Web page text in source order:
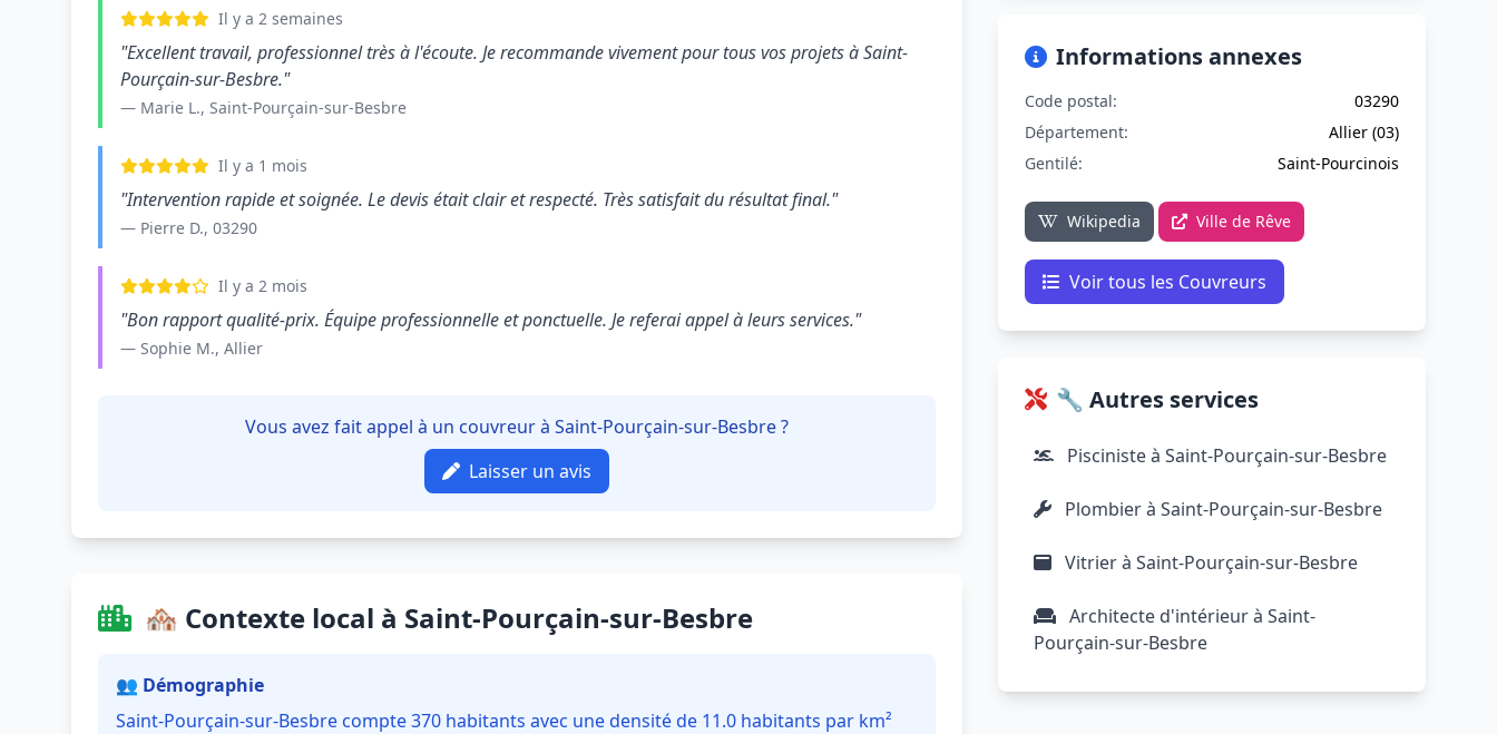
Il y a 2 semaines
"Excellent travail, professionnel très à l'écoute. Je recommande vivement pour tous vos projets à Saint-
Pourçain-sur-Besbre."
— Marie L., Saint-Pourçain-sur-Besbre
Il y a 1 mois
"Intervention rapide et soignée. Le devis était clair et respecté. Très satisfait du résultat final."
— Pierre D., 03290
Il y a 2 mois
"Bon rapport qualité-prix. Équipe professionnelle et ponctuelle. Je referai appel à leurs services."
— Sophie M., Allier
Vous avez fait appel à un couvreur à Saint-Pourçain-sur-Besbre ?
Laisser un avis
🏘️ Contexte local à Saint-Pourçain-sur-Besbre
👥 Démographie
Saint-Pourçain-sur-Besbre compte 370 habitants avec une densité de 11.0 habitants par km²
Informations annexes
Code postal:
03290
Département:
Allier (03)
Gentilé:
Saint-Pourcinois
Wikipedia Ville de Rêve
Voir tous les Couvreurs
🔧 Autres services
Pisciniste à Saint-Pourçain-sur-Besbre
Plombier à Saint-Pourçain-sur-Besbre
Vitrier à Saint-Pourçain-sur-Besbre
Architecte d'intérieur à Saint-
Pourçain-sur-Besbre